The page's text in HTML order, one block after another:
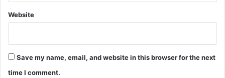
Website
Save my name, email, and website in this browser for the next
time I comment.